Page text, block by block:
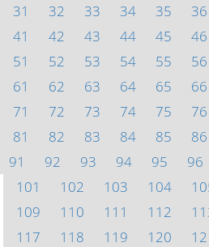
31
32 33 34 35 36
41
42 43 44 45 46
51
52 53 54 55 56
61
62 63 64 65 66
71
72 73 74 75 76
81
82 83 84 85 86
91
92 93 94 95 96
101
102 103 104
109
110 111 112
117
118 119 120